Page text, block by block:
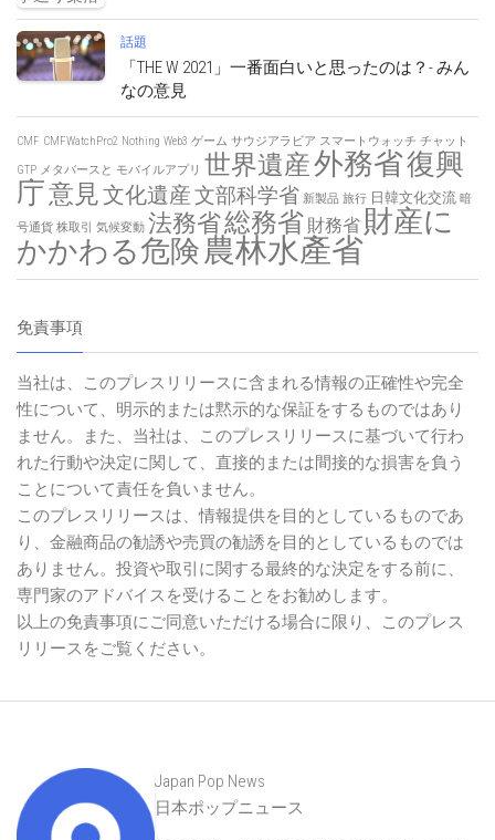
話題
「THE W 2021」一番面白いと思ったのは？- みん
なの意見
CMF CMFWatchPro2 Nothing Web3 ゲーム サウジアラビア スマートウォッチ チャット
GTP メタバースと モバイルアプリ 世界遺産外務省復興
庁意見文化遺産文部科学省 新製品 旅行 日韓文化交流 暗
号通貨 株取引 気候変動 法務省総務省 財務省 財産に
かかわる危険農林水產省
免責事項
当社は、このプレスリリースに含まれる情報の正確性や完全
性について、明示的または黙示的な保証をするものではあり
ません。また、当社は、このプレスリリースに基づいて行わ
れた行動や決定に関して、直接的または間接的な損害を負う
ことについて責任を負いません。
このプレスリリースは、情報提供を目的としているものであ
り、金融商品の勧誘や売買の勧誘を目的としているものでは
ありません。投資や取引に関する最終的な決定をする前に、
専門家のアドバイスを受けることをお勧めします。
以上の免責事項にご同意いただける場合に限り、このプレス
リリースをご覧ください。
Japan Pop News
日本ポップニュース